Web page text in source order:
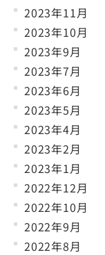
2023年11月
2023年10月
2023年9月
2023年7月
2023年6月
2023年5月
2023年4月
2023年2月
2023年1月
2022年12月
2022年10月
2022年9月
2022年8月